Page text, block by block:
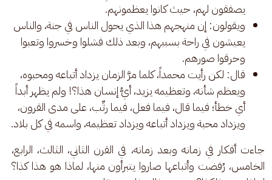
يصفقون لهم، حيث كانوا يعظمونهم.
ويقولون: إن منهجهم هذا الذي يحول الناس في جنة، والناس
يعيشون في راحة بسببهم، وبعد ذلك فشلوا وخسروا وتعبوا
وحرقوا صورهم.
قال: لكن رأيت محمداً، كلما مرَّ الزمان يزداد أتباعه ومحبوه،
ويعظم شأنه، وتعظيمه يزيد، أيُّ إنسان هذا؟! ولم يظهر أبداً
أي خطأ؛ فيما قال، فيما فعل، فيما رتِّب، على مدى القرون،
ويزداد محبة ويزداد أتباعه ويزداد تعظيمه، واسمه في كل بلاد.
جاءت أفكار في زمانه وبعد زمانه، في القرن الثاني، الثالث، الرابع،
الخامس، رُفضت وأتباعها صاروا يتبرأون منها، لماذا هو هذا كذا؟